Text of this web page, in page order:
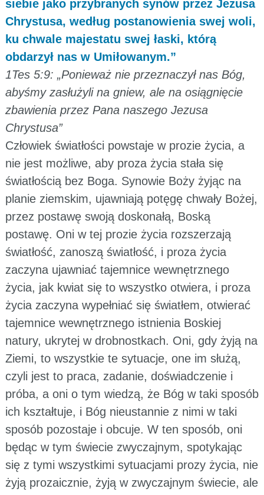
siebie jako przybranych synów przez Jezusa
Chrystusa, według postanowienia swej woli,
ku chwale majestatu swej łaski, którą
obdarzył nas w Umiłowanym.”
1Tes 5:9: „Ponieważ nie przeznaczył nas Bóg,
abyśmy zasłużyli na gniew, ale na osiągnięcie
zbawienia przez Pana naszego Jezusa
Chrystusa”
Człowiek światłości powstaje w prozie życia, a
nie jest możliwe, aby proza życia stała się
światłością bez Boga. Synowie Boży żyjąc na
planie ziemskim, ujawniają potęgę chwały Bożej,
przez postawę swoją doskonałą, Boską
postawę. Oni w tej prozie życia rozszerzają
światłość, zanoszą światłość, i proza życia
zaczyna ujawniać tajemnice wewnętrznego
życia, jak kwiat się to wszystko otwiera, i proza
życia zaczyna wypełniać się światłem, otwierać
tajemnice wewnętrznego istnienia Boskiej
natury, ukrytej w drobnostkach. Oni, gdy żyją na
Ziemi, to wszystkie te sytuacje, one im służą,
czyli jest to praca, zadanie, doświadczenie i
próba, a oni o tym wiedzą, że Bóg w taki sposób
ich kształtuje, i Bóg nieustannie z nimi w taki
sposób pozostaje i obcuje. W ten sposób, oni
będąc w tym świecie zwyczajnym, spotykając
się z tymi wszystkimi sytuacjami prozy życia, nie
żyją prozaicznie, żyją w zwyczajnym świecie, ale